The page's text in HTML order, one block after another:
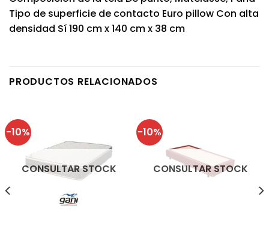
Tipo de superficie de contacto Euro pillow Con alta
densidad Sí 190 cm x 140 cm x 38 cm
PRODUCTOS RELACIONADOS
-10%
CONSULTAR STOCK
-10%
CONSULTAR STOCK